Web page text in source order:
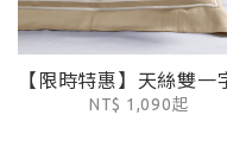
NT$ 1,090起